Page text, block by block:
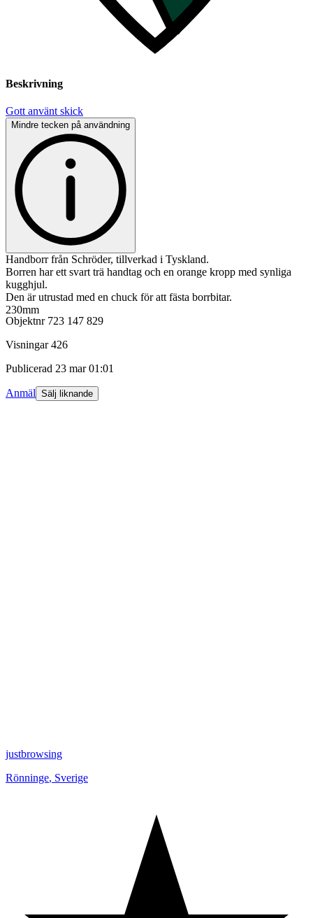
Beskrivning
Gott använt skick
Mindre tecken på användning
Handborr från Schröder, tillverkad i Tyskland.
Borren har ett svart trä handtag och en orange kropp med synliga
kugghjul.
Den är utrustad med en chuck för att fästa borrbitar.
230mm
Objektnr 723 147 829
Visningar 426
Publicerad 23 mar 01:01
Anmäl Sälj liknande
justbrowsing
Rönninge, Sverige